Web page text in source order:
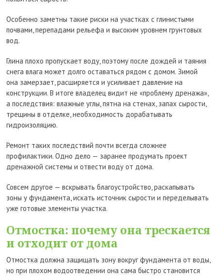
Особенно заметны такие риски на участках с глинистыми
почвами, перепадами рельефа и высоким уровнем грунтовых
вод.
Глина плохо пропускает воду, поэтому после дождей и таяния
снега влага может долго оставаться рядом с домом. Зимой
она замерзает, расширяется и усиливает давление на
конструкции. В итоге владелец видит не «проблему дренажа»,
а последствия: влажные углы, пятна на стенах, запах сырости,
трещины в отделке, необходимость дорабатывать
гидроизоляцию.
Ремонт таких последствий почти всегда сложнее
профилактики. Одно дело — заранее продумать проект
дренажной системы и отвести воду от дома.
Совсем другое — вскрывать благоустройство, раскапывать
зоны у фундамента, искать источник сырости и переделывать
уже готовые элементы участка.
Отмостка: почему она трескается
и отходит от дома
Отмостка должна защищать зону вокруг фундамента от воды,
но при плохом водоотведении она сама быстро становится